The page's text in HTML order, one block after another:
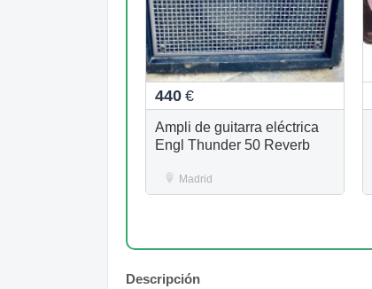
440 €
Ampli de guitarra eléctrica
Engl Thunder 50 Reverb
Madrid
Descripción